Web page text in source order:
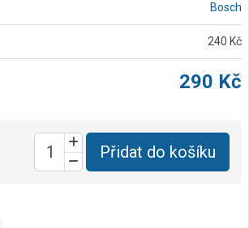
Bosch
240 Kč
290 Kč
Přidat do košíku